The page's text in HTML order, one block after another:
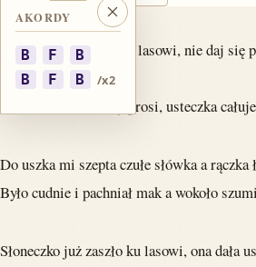
Zachodzi słoneczko ku lasowi, nie daj się
chłopakowi
Jak że nie dasz kiedy prosi, usteczka
Do uszka mi szepta czułe słówka a rączka
Było cudnie i pachniał mak a wokoło
Słoneczko już zaszło ku lasowi, ona dała
Zamknij akordy
AKORDY
B F
B
B
F B /x2